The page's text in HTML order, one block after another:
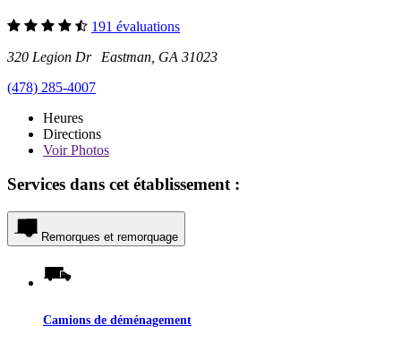
191 évaluations
320 Legion Dr Eastman, GA 31023
(478) 285-4007
Heures
Directions
VoirPhotos
Services dans cet établissement :
Remorques et remorquage
Camions de déménagement